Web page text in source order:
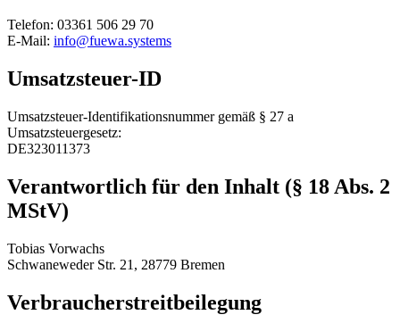
Telefon: 03361 506 29 70
E-Mail: info@fuewa.systems
Umsatzsteuer-ID
Umsatzsteuer-Identifikationsnummer gemäß § 27 a
Umsatzsteuergesetz:
DE323011373
Verantwortlich für den Inhalt (§ 18 Abs. 2
MStV)
Tobias Vorwachs
Schwaneweder Str. 21 , 28779 Bremen
Verbraucherstreitbeilegung